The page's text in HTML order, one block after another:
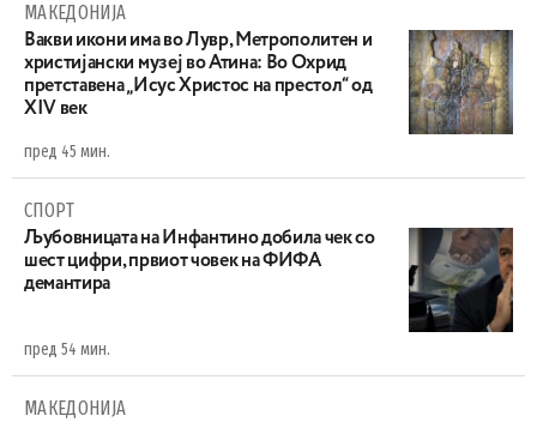
МАКЕДОНИЈА
Вакви икони има во Лувр, Метрополитен и
христијански музеј во Атина: Во Охрид
претставена „Исус Христос на престол“ од
XIV век
пред 45 мин.
СПОРТ
Љубовницата на Инфантино добила чек со
шест цифри, првиот човек на ФИФА
демантира
пред 54 мин.
МАКЕДОНИЈА